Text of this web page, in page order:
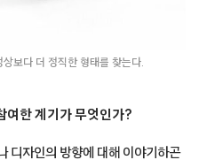
보다 더 정직한 형태를 찾는다.
여한 계기가 무엇인가?
디자인의 방향에 대해 이야기하곤